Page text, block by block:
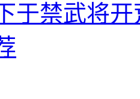
于禁武将